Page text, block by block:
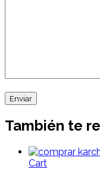
También te
Cart